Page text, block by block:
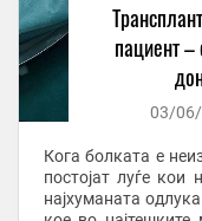
пациент –
03/06/
Кога болката е
постојат луѓе кои
најхуманата